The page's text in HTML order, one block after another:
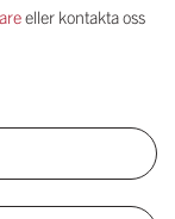
eller kontakta oss